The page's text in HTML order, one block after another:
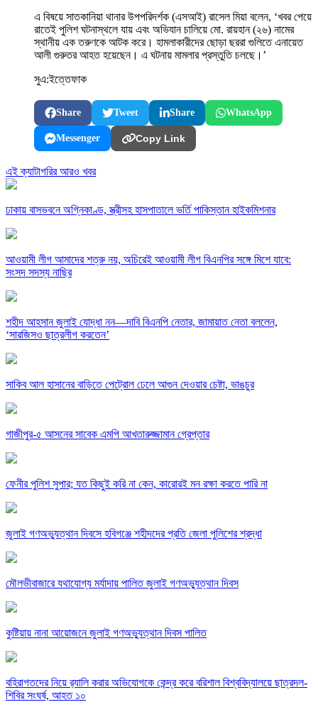
এ বিষয়ে সাতকানিয়া থানার উপপরিদর্শক (এসআই) রাসেল মিয়া বলেন, ‘খবর পেয়ে
রাতেই পুলিশ ঘটনাস্থলে যায় এবং অভিযান চালিয়ে মো. রায়হান (২৬) নামের
স্থানীয় এক তরুণকে আটক করে। হামলাকারীদের ছোড়া ছররা গুলিতে এনায়েত
আলী গুরুতর আহত হয়েছেন। এ ঘটনায় মামলার প্রস্তুতি চলছে।’
সুএ:ইত্তেফাক
Share Tweet Share WhatsApp
Messenger Copy Link
এই ক্যাটাগরির আরও খবর
ঢাকায় বাসভবনে অগ্নিকাণ্ড, স্ত্রীসহ হাসপাতালে ভর্তি পাকিস্তান হাইকমিশনার
আওয়ামী লীগ আমাদের শত্রু নয়, অচিরেই আওয়ামী লীগ বিএনপির সঙ্গে মিশে যাবে:
সংসদ সদস্য নাছির
শহীদ আহসান জুলাই যোদ্ধা নন—দাবি বিএনপি নেতার, জামায়াত নেতা বললেন,
‘সারজিসও ছাত্রলীগ করতেন’
সাকিব আল হাসানের বাড়িতে পেট্রোল ঢেলে আগুন দেওয়ার চেষ্টা, ভাঙচুর
গাজীপুর-৫ আসনের সাবেক এমপি আখতারুজ্জামান গ্রেপ্তার
ফেনীর পুলিশ সুপার; যত কিছুই করি না কেন, কারোরই মন রক্ষা করতে পারি না
জুলাই গণঅভ্যুত্থান দিবসে হবিগঞ্জে শহীদদের প্রতি জেলা পুলিশের শ্রদ্ধা
মৌলভীবাজারে যথাযোগ্য মর্যাদায় পালিত জুলাই গণঅভ্যুত্থান দিবস
কুষ্টিয়ায় নানা আয়োজনে জুলাই গণঅভ্যুত্থান দিবস পালিত
বহিরাগতদের নিয়ে র‍্যালি করার অভিযোগকে কেন্দ্র করে বরিশাল বিশ্ববিদ্যালয়ে ছাত্রদল-
শিবির সংঘর্ষ, আহত ১০